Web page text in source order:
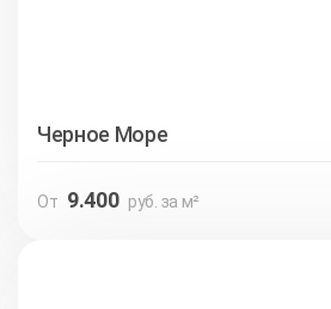
Черное Море
От 9.400 руб. за м²